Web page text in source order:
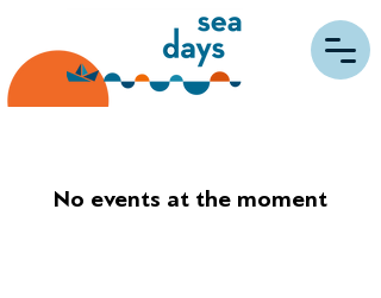
No events at the moment